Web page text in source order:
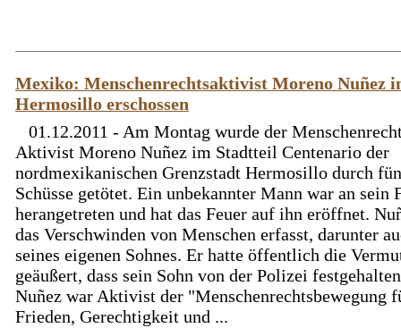
Mexiko: Menschenrechtsaktivist Moreno Nuñez
Hermosillo erschossen
01.12.2011 - Am Montag wurde der
Aktivist Moreno Nuñez im Stadtteil Centenario der
nordmexikanischen Grenzstadt Hermosillo durch
Schüsse getötet. Ein unbekannter Mann war an sein
herangetreten und hat das Feuer auf ihn eröffnet.
das Verschwinden von Menschen erfasst, darunter
seines eigenen Sohnes. Er hatte öffentlich die
geäußert, dass sein Sohn von der Polizei
Nuñez war Aktivist der "Menschenrechtsbewegung
Frieden, Gerechtigkeit und ...